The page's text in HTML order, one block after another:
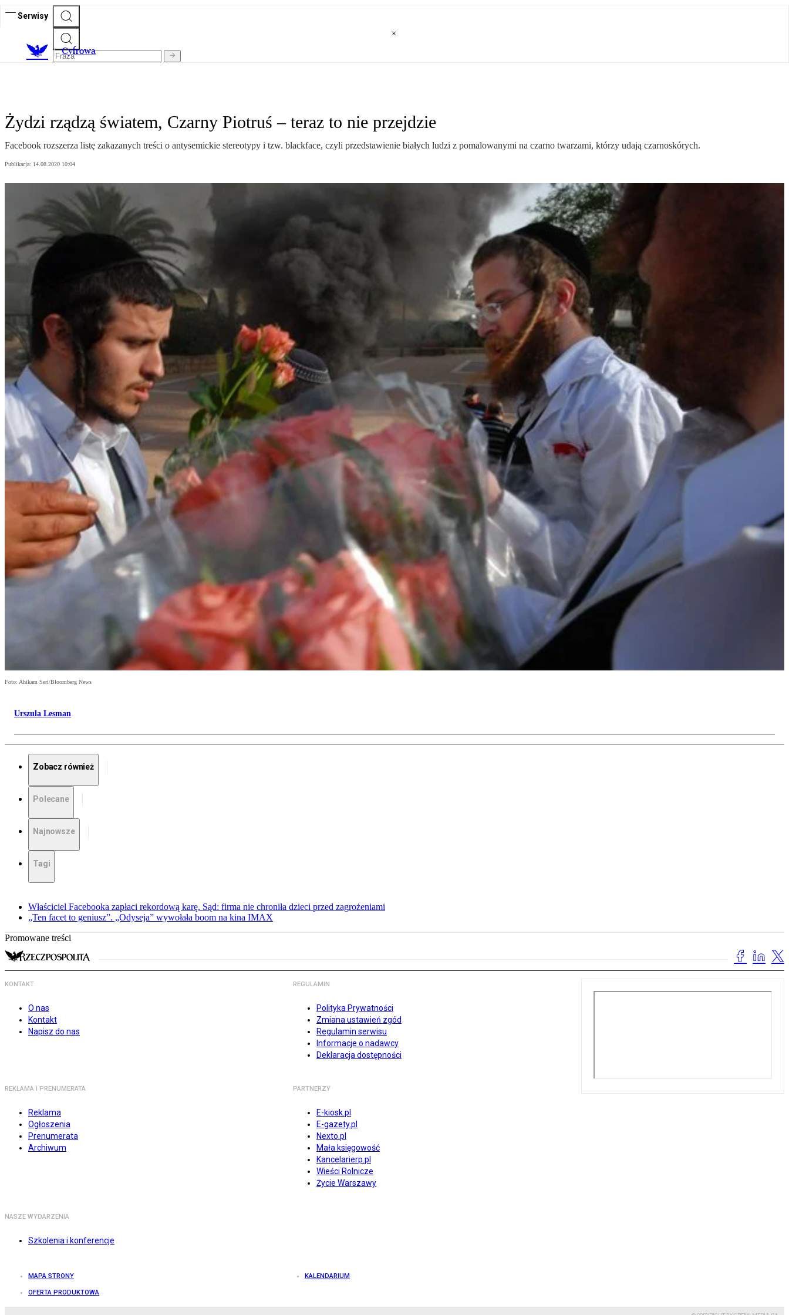
Serwisy
Cyfrowa
Żydzi rządzą światem, Czarny Piotruś – teraz to nie przejdzie
Facebook rozszerza listę zakazanych treści o antysemickie stereotypy i tzw. blackface, czyli przedstawienie białych ludzi z pomalowanymi na czarno twarzami, którzy udają czarnoskórych.
Publikacja: 14.08.2020 10:04
Foto: Ahikam Seri/Bloomberg News
Urszula Lesman
Zobacz również
Polecane
Najnowsze
Tagi
Właściciel Facebooka zapłaci rekordową karę. Sąd: firma nie chroniła dzieci przed zagrożeniami
„Ten facet to geniusz”. „Odyseja” wywołała boom na kina IMAX
Promowane treści
KONTAKT
O nas
Kontakt
Napisz do nas
REGULAMIN
Polityka Prywatności
Zmiana ustawień zgód
Regulamin serwisu
Informacje o nadawcy
Deklaracja dostępności
REKLAMA I PRENUMERATA
Reklama
Ogłoszenia
Prenumerata
Archiwum
PARTNERZY
E-kiosk.pl
E-gazety.pl
Nexto.pl
Mała księgowość
Kancelarierp.pl
Wieści Rolnicze
Życie Warszawy
NASZE WYDARZENIA
Szkolenia i konferencje
MAPA STRONY KALENDARIUM
OFERTA PRODUKTOWA